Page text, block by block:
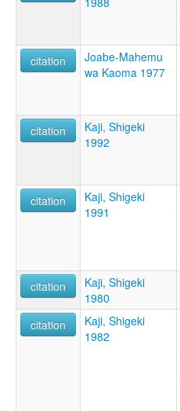
citation
Joabe-Mahemu
wa Kaoma 1977
citation
Kaji, Shigeki
1992
citation
Kaji, Shigeki
1991
citation
Kaji, Shigeki
1980
citation
Kaji, Shigeki
1982